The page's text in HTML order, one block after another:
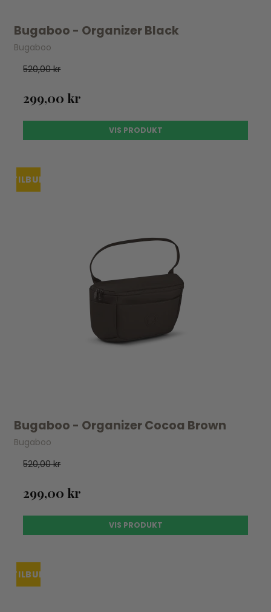
Bugaboo - Organizer Black
Bugaboo
520,00 kr
299,00 kr
VIS PRODUKT
TILBUDUDSOLGT
Bugaboo - Organizer Cocoa Brown
Bugaboo
520,00 kr
299,00 kr
VIS PRODUKT
TILBUDUDSOLGT